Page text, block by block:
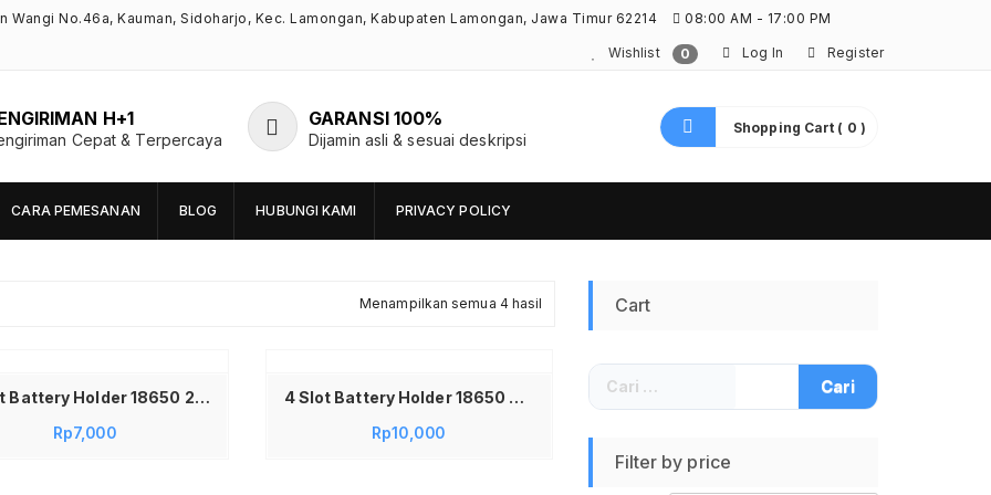
Wangi No.46a, Kauman, Sidoharjo, Kec. Lamongan, Kabupaten Lamongan, Jawa Timur 62214 08:00 AM - 17:00 PM
Wishlist 0 Log In Register
H+1
Cepat & Terpercaya
GARANSI 100%
Dijamin asli & sesuai deskripsi
Shopping Cart ( 0 )
CARA PEMESANAN BLOG HUBUNGI KAMI PRIVACY POLICY
Menampilkan semua 4 hasil
terbaru
2 Slot Battery Holder 18650 2 Slot Dudukan Tempat Baterai Lithium dengan Kabel Box Baterai 18650 untuk DIY Elektronik Arduino Lampu LED Power Bank Robotik Koneksi Stabil Material Kokoh Mudah Dipasang
Rp7,000
4 Slot Battery Holder 18650 4 Slot Dudukan Tempat Baterai Lithium dengan Kabel Box Baterai 18650 untuk DIY Elektronik Arduino Lampu LED Power Bank Robotik Koneksi Stabil Material Kokoh Mudah Dipasang
Rp10,000
Cart
Cari
untuk:
Filter by price